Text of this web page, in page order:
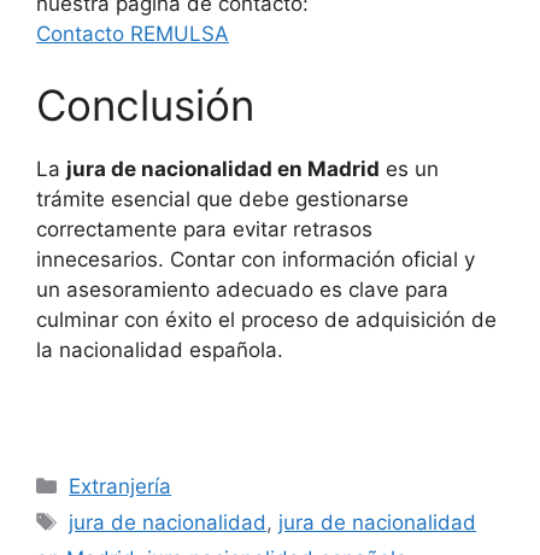
Contacto REMULSA
Conclusión
La jura de nacionalidad en Madrid es un
trámite esencial que debe gestionarse
correctamente para evitar retrasos
innecesarios. Contar con información oficial y
un asesoramiento adecuado es clave para
culminar con éxito el proceso de adquisición de
la nacionalidad española.
Categorías
Extranjería
Etiquetas
jura de nacionalidad , jura de nacionalidad